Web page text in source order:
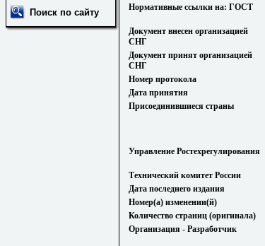
Поиск по сайту
Нормативные ссылки на: ГОСТ
Документ внесен организацией
СНГ
Документ принят организацией
СНГ
Номер протокола
Дата принятия
Присоединившиеся страны
Управление Ростехрегулирования
Технический комитет России
Дата последнего издания
Номер(а) изменении(й)
Количество страниц (оригинала)
Организация - Разработчик